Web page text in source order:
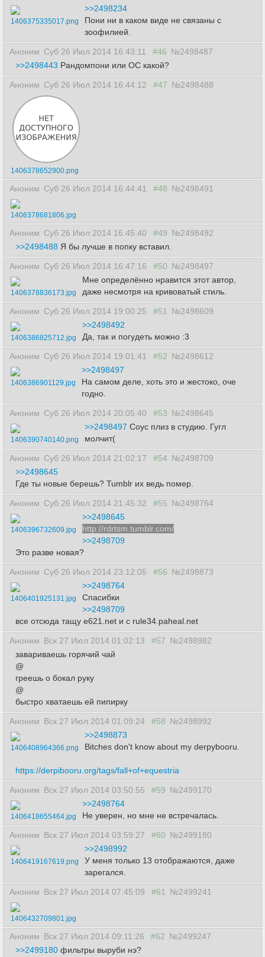
1406375335017.png
>>2498234
Пони ни в каком виде не связаны с
зоофилией.
Аноним Суб 26 Июл 2014 16:43:11 #46 №2498487
>>2498443 Рандомпони или ОС какой?
Аноним Суб 26 Июл 2014 16:44:12 #47 №2498488
1406378652900.png
Аноним Суб 26 Июл 2014 16:44:41 #48 №2498491
1406378681806.jpg
Аноним Суб 26 Июл 2014 16:45:40 #49 №2498492
>>2498488 Я бы лучше в попку вставил.
Аноним Суб 26 Июл 2014 16:47:16 #50 №2498497
1406378836173.jpg
Мне определённо нравится этот автор,
даже несмотря на кривоватый стиль.
Аноним Суб 26 Июл 2014 19:00:25 #51 №2498609
1406386825712.jpg
>>2498492
Да, так и погудеть можно :3
Аноним Суб 26 Июл 2014 19:01:41 #52 №2498612
1406386901129.jpg
>>2498497
На самом деле, хоть это и жестоко, оче
годно.
Аноним Суб 26 Июл 2014 20:05:40 #53 №2498645
1406390740140.png
>>2498497 Соус плиз в студию. Гугл
молчит(
Аноним Суб 26 Июл 2014 21:02:17 #54 №2498709
>>2498645
Где ты новые берешь? Tumblr их ведь помер.
Аноним Суб 26 Июл 2014 21:45:32 #55 №2498764
1406396732609.jpg
>>2498645
http://rdrtsm.tumblr.com/
>>2498709
Это разве новая?
Аноним Суб 26 Июл 2014 23:12:05 #56 №2498873
1406401925131.jpg
>>2498764
Спасибки
>>2498709
все отсюда тащу e621.net и с rule34.paheal.net
Аноним Вск 27 Июл 2014 01:02:13 #57 №2498982
завариваешь горячий чай
@
греешь о бокал руку
@
быстро хватаешь ей пипирку
Аноним Вск 27 Июл 2014 01:09:24 #58 №2498992
1406408964366.png
>>2498873
Bitches don't know about my derpybooru.
https://derpibooru.org/tags/fall+of+equestria
Аноним Вск 27 Июл 2014 03:50:55 #59 №2499170
1406418655464.jpg
>>2498764
Не уверен, но мне не встречалась.
Аноним Вск 27 Июл 2014 03:59:27 #60 №2499180
1406419167619.png
>>2498992
У меня только 13 отображаются, даже
зарегался.
Аноним Вск 27 Июл 2014 07:45:09 #61 №2499241
1406432709801.jpg
Аноним Вск 27 Июл 2014 09:11:26 #62 №2499247
>>2499180 фильтры выруби нэ?